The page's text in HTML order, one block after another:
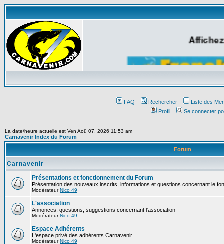
FAQ Rechercher
Liste des
Profil
Se connecter
La date/heure actuelle est Ven Aoû 07, 2026 11:53 am
Carnavenir Index du Forum
Forum
Carnavenir
Présentations et fonctionnement du Forum
Présentation des nouveaux inscrits, informations et questions concernant le
ModérateurNico 49
L'association
Annonces, questions, suggestions concernant l'association
ModérateurNico 49
Espace Adhérents
L'espace privé des adhérents Carnavenir
ModérateurNico 49